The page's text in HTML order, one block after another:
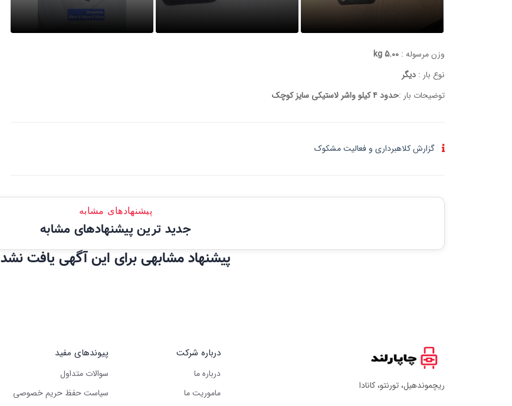
وزن مرسوله : 5.00 kg
نوع بار : دیگر
توضیحات بار :حدود ۴ کیلو‌ واشر لاستیکی سایز کوچک
گزارش کلاهبرداری و فعالیت مشکوک
پیشنهادهای مشابه
جدید ترین پیشنهادهای مشابه
پیشنهاد مشابهی برای این آگهی یافت نشد
ریچموندهیل، تورنتو، کانادا
درباره شرکت
درباره ما
ماموریت ما
پیوندهای مفید
سوالات متداول
سیاست حفظ حریم خصوصی